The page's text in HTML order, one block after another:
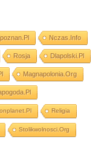
Nczas.info
Rosja Dlapolski.pl
Magnapolonia.org
Religia
Stolikwolnosci.org